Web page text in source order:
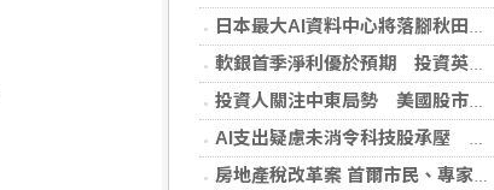
日本最大AI資料中心將落腳秋田 阿聯酋擬投資2兆日圓
軟銀首季淨利優於預期 投資英特爾獲豐厚回報
投資人關注中東局勢 美國股市開盤漲跌互見
AI支出疑慮未消令科技股承壓 亞股多收低
房地產稅改革案 首爾市民、專家憂衝擊租屋市場